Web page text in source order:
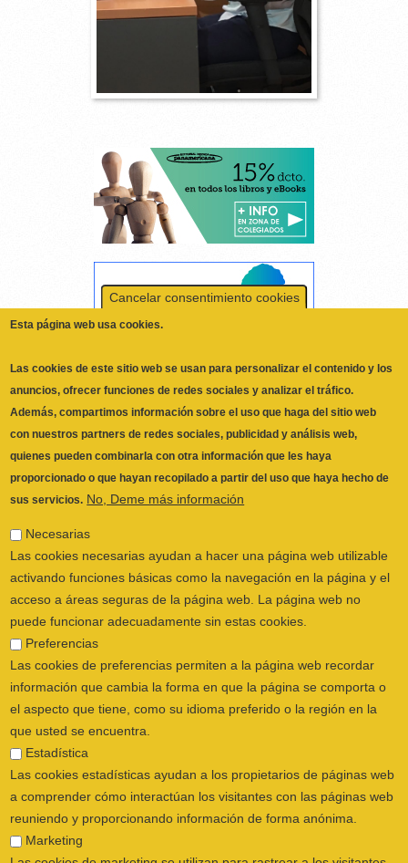
ILUSTRE COLEGIO OFICIAL DE
Cancelar consentimiento cookies
Esta página web usa cookies.
Las cookies de este sitio web se usan para personalizar el contenido y los
anuncios, ofrecer funciones de redes sociales y analizar el tráfico.
con nuestros partners de redes sociales, publicidad y análisis web,
quienes pueden combinarla con otra información que les haya
proporcionado o que hayan recopilado a partir del uso que haya hecho de
sus servicios. No, Deme más información
Las cookies necesarias ayudan a hacer una página web utilizable
acceso a áreas seguras de la página web. La página web no
puede funcionar adecuadamente sin estas cookies.
Preferencias
Las cookies de preferencias permiten a la página web recordar
información que cambia la forma en que la página se comporta o
el aspecto que tiene, como su idioma preferido o la región en la
que usted se encuentra.
Estadística
Las cookies estadísticas ayudan a los propietarios de páginas web
a comprender cómo interactúan los visitantes con las páginas web
reuniendo y proporcionando información de forma anónima.
Marketing
Las cookies de marketing se utilizan para rastrear a los visitantes
en las páginas web. La intención es mostrar anuncios relevantes y
atractivos para el usuario individual, y por lo tanto, más valiosos